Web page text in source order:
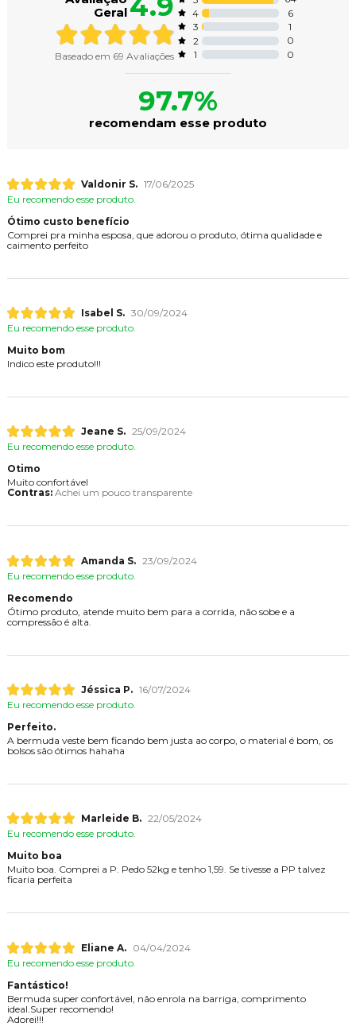
Geral
Baseado em 69 Avaliações
4
6
3
1
2
0
1
0
97.7%
recomendam esse produto
Valdonir S. 17/06/2025
Eu recomendo esse produto.
Ótimo custo benefício
Comprei pra minha esposa, que adorou o produto, ótima qualidade e
caimento perfeito
Isabel S. 30/09/2024
Eu recomendo esse produto.
Muito bom
Indico este produto!!!
Jeane S. 25/09/2024
Eu recomendo esse produto.
Otimo
Muito confortável
Contras: Achei um pouco transparente
Amanda S. 23/09/2024
Eu recomendo esse produto.
Recomendo
Ótimo produto, atende muito bem para a corrida, não sobe e a
compressão é alta.
Jéssica P. 16/07/2024
Eu recomendo esse produto.
Perfeito.
A bermuda veste bem ficando bem justa ao corpo, o material é bom, os
bolsos são ótimos hahaha
Marleide B. 22/05/2024
Eu recomendo esse produto.
Muito boa
Muito boa. Comprei a P. Pedo 52kg e tenho 1,59. Se tivesse a PP talvez
ficaria perfeita
Eliane A.
04/04/2024
Eu recomendo esse produto.
Fantástico!
Bermuda super confortável, não enrola na barriga, comprimento
ideal.Super recomendo!
Adorei!!!